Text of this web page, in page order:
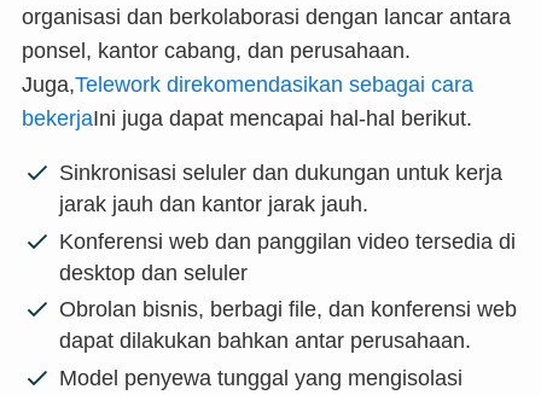
organisasi dan berkolaborasi dengan lancar antara
ponsel, kantor cabang, dan perusahaan.
Juga,Telework direkomendasikan sebagai cara
bekerjaIni juga dapat mencapai hal-hal berikut.
Sinkronisasi seluler dan dukungan untuk kerja
jarak jauh dan kantor jarak jauh.
Konferensi web dan panggilan video tersedia di
desktop dan seluler
Obrolan bisnis, berbagi file, dan konferensi web
dapat dilakukan bahkan antar perusahaan.
Model penyewa tunggal yang mengisolasi